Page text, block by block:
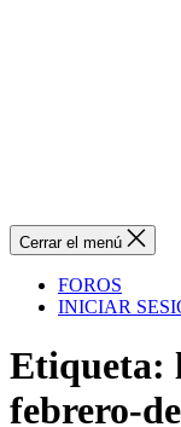
Cerrar el menú
FOROS
INICIAR
Etiqueta:
febrero-